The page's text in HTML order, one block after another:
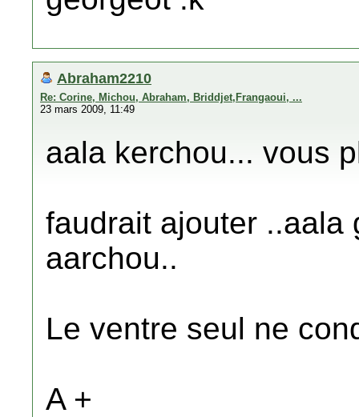
Abraham2210
Re: Corine, Michou, Abraham, Briddjet,Frangaoui, ...
23 mars 2009, 11:49
aala kerchou... vous
faudrait ajouter ..aala
aarchou..
Le ventre seul ne
A +